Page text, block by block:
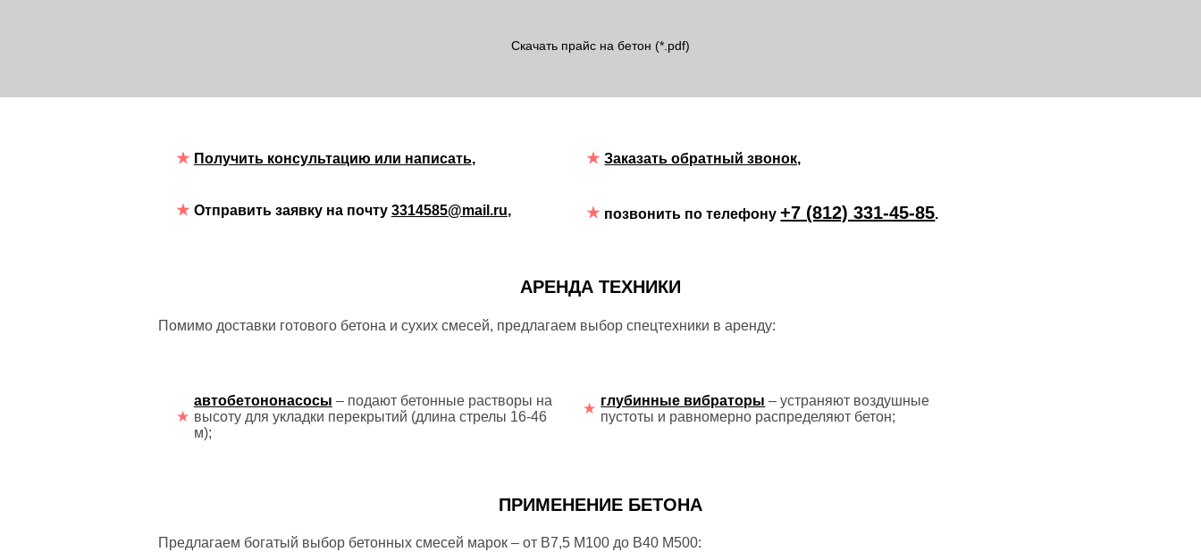
Скачать прайс на бетон (*.pdf)
Получить консультацию или написать, Заказать обратный звонок,
Отправить заявку на почту 3314585@mail.ru, позвонить по телефону+7 (812) 331-45-85.
АРЕНДА ТЕХНИКИ
Помимо доставки готового бетона и сухих смесей, предлагаем выбор спецтехники в аренду:
автобетононасосы – подают бетонные растворы на
высоту для укладки перекрытий (длина стрелы 16-46
м);
глубинные вибраторы – устраняют воздушные
пустоты и равномерно распределяют бетон;
ПРИМЕНЕНИЕ БЕТОНА
Предлагаем богатый выбор бетонных смесей марок – от В7,5 М100 до В40 М500: